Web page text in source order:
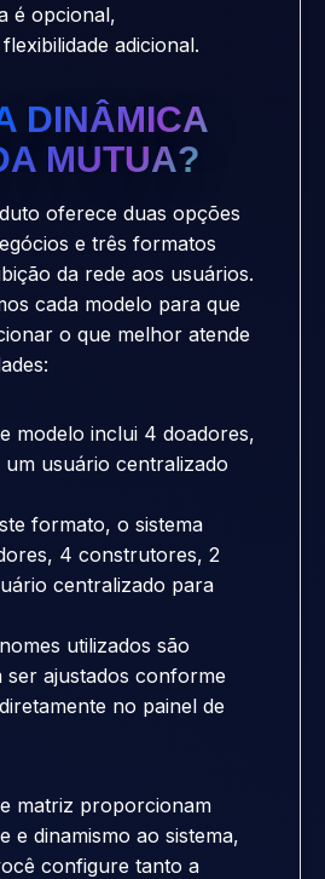
é opcional,
adicional.
DINÂMICA
MUTUA?
oferece duas opções
e três formatos
da rede aos usuários.
cada modelo para que
o que melhor atende
modelo inclui 4 doadores,
usuário centralizado
formato, o sistema
4 construtores, 2
centralizado para
utilizados são
ser ajustados conforme
no painel de
matriz proporcionam
e dinamismo ao sistema,
configure tanto a